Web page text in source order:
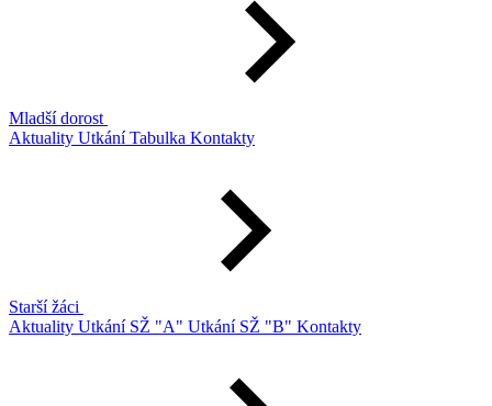
Mladší dorost
Aktuality UtkáníTabulka Kontakty
Starší žáci
Aktuality Utkání SŽ "A" Utkání SŽ "B" Kontakty